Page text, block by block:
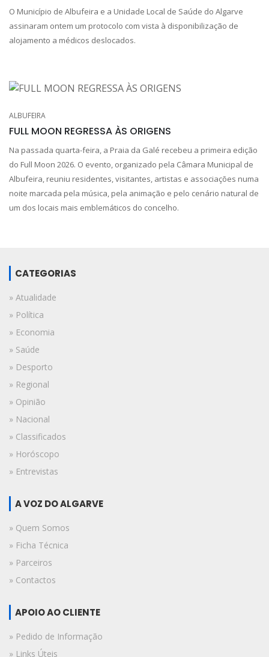
O Município de Albufeira e a Unidade Local de Saúde do Algarve
assinaram ontem um protocolo com vista à disponibilização de
alojamento a médicos deslocados.
ALBUFEIRA
FULL MOON REGRESSA ÀS ORIGENS
Na passada quarta-feira, a Praia da Galé recebeu a primeira edição
do Full Moon 2026. O evento, organizado pela Câmara Municipal de
Albufeira, reuniu residentes, visitantes, artistas e associações numa
noite marcada pela música, pela animação e pelo cenário natural de
um dos locais mais emblemáticos do concelho.
CATEGORIAS
» Atualidade
» Política
» Economia
» Saúde
» Desporto
» Regional
» Opinião
» Nacional
» Classificados
» Horóscopo
» Entrevistas
A VOZ DO ALGARVE
» Quem Somos
» Ficha Técnica
» Parceiros
» Contactos
APOIO AO CLIENTE
» Pedido de Informação
» Links Úteis